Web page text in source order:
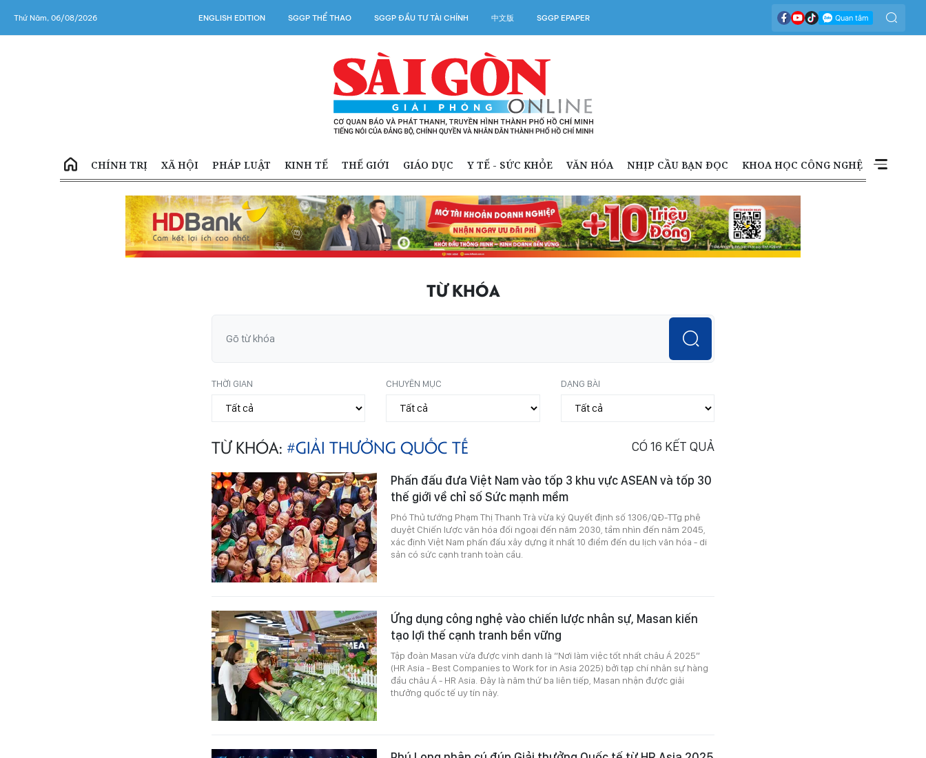
Thứ Năm, 06/08/2026 ENGLISH EDITION SGGP THỂ THAO SGGP ĐẦU TƯ TÀI CHÍNH 中文版 SGGP EPAPER
CHÍNH TRỊ XÃ HỘI PHÁP LUẬT KINH TẾ THẾ GIỚI GIÁO DỤC Y TẾ - SỨC KHỎE VĂN HÓA NHỊP CẦU BẠN ĐỌC KHOA HỌC CÔNG NGHỆ
TỪ KHÓA
THỜI GIAN CHUYÊN MỤC DẠNG BÀI
TỪ KHÓA: #GIẢI THƯỞNG QUỐC TẾ CÓ 16 KẾT QUẢ
Phấn đấu đưa Việt Nam vào tốp 3 khu vực ASEAN và tốp 30
thế giới về chỉ số Sức mạnh mềm
Phó Thủ tướng Phạm Thị Thanh Trà vừa ký Quyết định số 1306/QĐ-TTg phê
duyệt Chiến lược văn hóa đối ngoại đến năm 2030, tầm nhìn đến năm 2045,
xác định Việt Nam phấn đấu xây dựng ít nhất 10 điểm đến du lịch văn hóa - di
sản có sức cạnh tranh toàn cầu.
Ứng dụng công nghệ vào chiến lược nhân sự, Masan kiến
tạo lợi thế cạnh tranh bền vững
Tập đoàn Masan vừa được vinh danh là “Nơi làm việc tốt nhất châu Á 2025”
(HR Asia - Best Companies to Work for in Asia 2025) bởi tạp chí nhân sự hàng
đầu châu Á - HR Asia. Đây là năm thứ ba liên tiếp, Masan nhận được giải
thưởng quốc tế uy tín này.